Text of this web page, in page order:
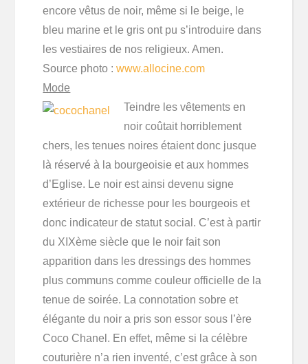
encore vêtus de noir, même si le beige, le
bleu marine et le gris ont pu s’introduire dans
les vestiaires de nos religieux. Amen.
Source photo :www.allocine.com
Mode
Teindre les vêtements en
noir coûtait horriblement
chers, les tenues noires étaient donc jusque
là réservé à la bourgeoisie et aux hommes
d’Eglise. Le noir est ainsi devenu signe
extérieur de richesse pour les bourgeois et
donc indicateur de statut social. C’est à partir
du XIXème siècle que le noir fait son
apparition dans les dressings des hommes
plus communs comme couleur officielle de la
tenue de soirée. La connotation sobre et
élégante du noir a pris son essor sous l’ère
Coco Chanel. En effet, même si la célèbre
couturière n’a rien inventé, c’est grâce à son